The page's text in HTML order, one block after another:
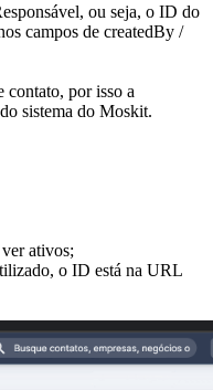
ou seja, o ID do
campos de createdBy /
contato, por isso a
sistema do Moskit.
ativos;
o ID está na URL